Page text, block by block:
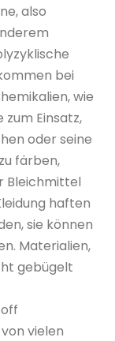
also
bei
wie
Einsatz,
oder seine
färben,
Bleichmittel
haften
sie können
Materialien,
gebügelt
vielen